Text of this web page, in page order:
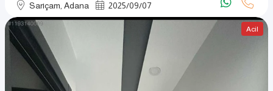
Sarıçam, Adana 2025/09/07
Acil